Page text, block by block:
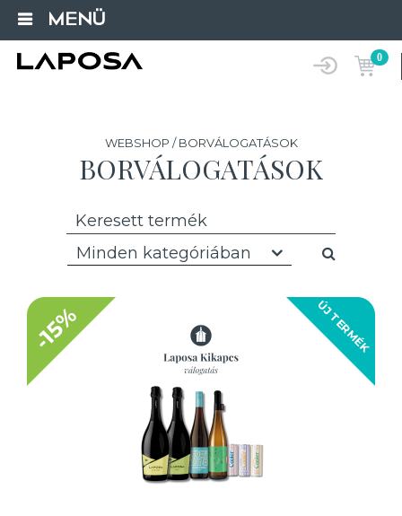
MENÜ
0
WEBSHOP / BORVÁLOGATÁSOK
BORVÁLOGATÁSOK
Minden kategóriában
ÚJ TERMÉK
-15%